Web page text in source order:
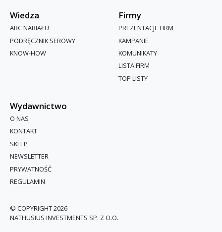
Wiedza
ABC NABIAŁU
PODRĘCZNIK SEROWY
KNOW-HOW
Firmy
PREZENTACJE FIRM
KAMPANIE
KOMUNIKATY
LISTA FIRM
TOP LISTY
Wydawnictwo
O NAS
KONTAKT
SKLEP
NEWSLETTER
PRYWATNOŚĆ
REGULAMIN
© COPYRIGHT 2026
NATHUSIUS INVESTMENTS SP. Z O.O.